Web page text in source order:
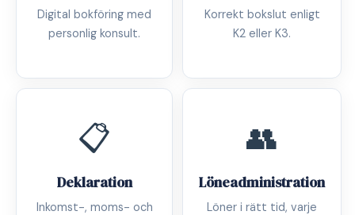
Digital bokföring med
personlig konsult.
Korrekt bokslut enligt
K2 eller K3.
📋
Deklaration
Inkomst-, moms- och
👥
Löneadministration
Löner i rätt tid, varje